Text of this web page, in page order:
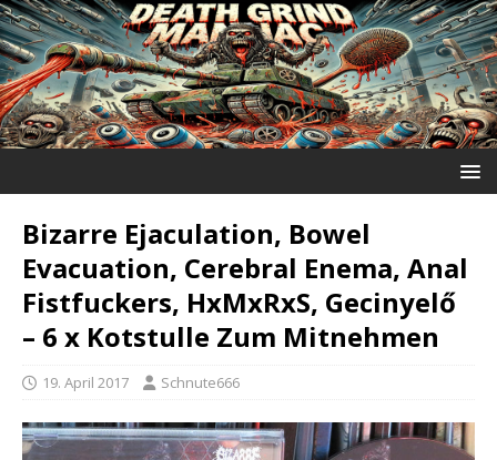
Bizarre Ejaculation, Bowel
Evacuation, Cerebral Enema, Anal
Fistfuckers, HxMxRxS, Gecinyelő
‎– 6 x Kotstulle Zum Mitnehmen
19. April 2017 Schnute666